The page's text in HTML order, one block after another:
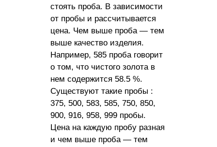
стоять проба. В зависимости
от пробы и рассчитывается
цена. Чем выше проба — тем
выше качество изделия.
Например, 585 проба говорит
о том, что чистого золота в
нем содержится 58.5 %.
Существуют такие пробы :
375, 500, 583, 585, 750, 850,
900, 916, 958, 999 пробы.
Цена на каждую пробу разная
и чем выше проба — тем